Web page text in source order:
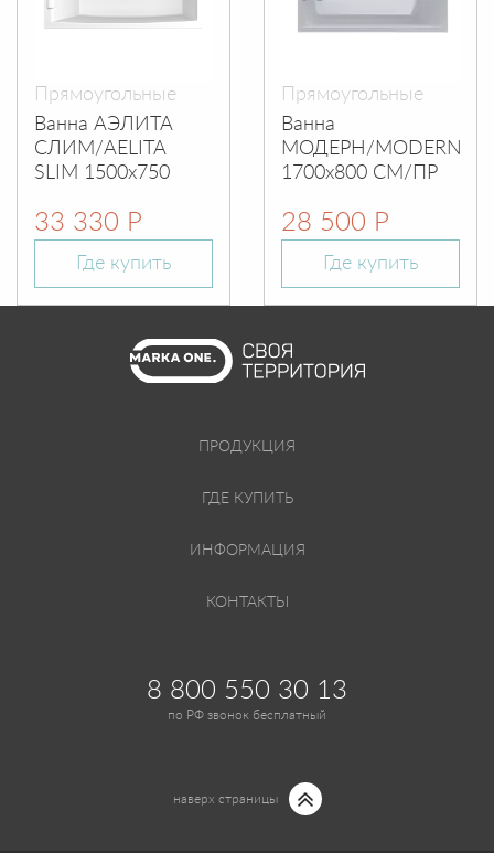
Прямоугольные
Ванна АЭЛИТА
СЛИМ/AELITA
SLIM 1500х750
33 330 Р
Где купить
Прямоугольные
Ванна
МОДЕРН/MODERN
1700х800 СМ/ПР
28 500 Р
Где купить
ПРОДУКЦИЯ
ГДЕ КУПИТЬ
ИНФОРМАЦИЯ
КОНТАКТЫ
8 800 550 30 13
по РФ звонок бесплатный
наверх страницы